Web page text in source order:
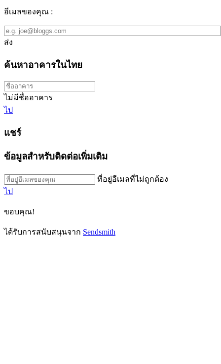
อีเมลของคุณ :
ส่ง
ค้นหาอาคารในไทย
ไม่มีชื่ออาคาร
ไป
แชร์
ข้อมูลสำหรับติดต่อเพิ่มเติม
ที่อยู่อีเมลที่ไม่ถูกต้อง
ไป
ขอบคุณ!
ได้รับการสนับสนุนจาก Sendsmith